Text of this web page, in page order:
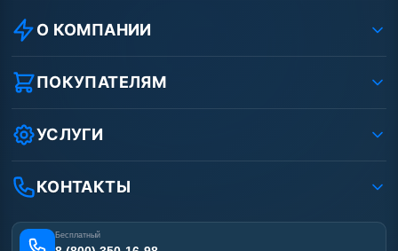
О КОМПАНИИ
О компании
Реквизиты ООО «Шоп АВД»
Защита данных клиента
Условия соглашения
Вакансии
Статьи
ПОКУПАТЕЛЯМ
Как заказать?
Оплата
Доставка
Лизинг
Получить скидку
УСЛУГИ
Услуги
Аренда АВД
Ремонт АВД
Сертификаты
КОНТАКТЫ
Бесплатный